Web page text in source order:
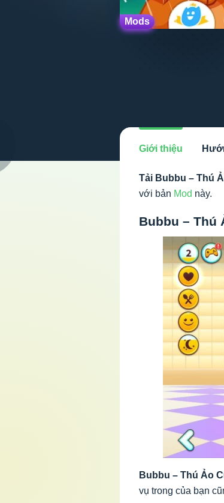
Mods
Giới thiệu
Tải Bubbu – Thú
với bản Mod này.
Bubbu – Thú
Bubbu – Thú Ảo
vụ trong của bạn